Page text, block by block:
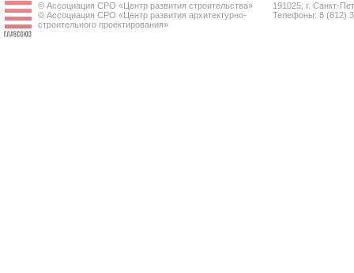
© Ассоциация СРО «Центр развития строительства»
© Ассоциация СРО «Центр развития архитектурно-
строительного проектирования»
191025, г. Санкт-
Телефоны: 8 (812)